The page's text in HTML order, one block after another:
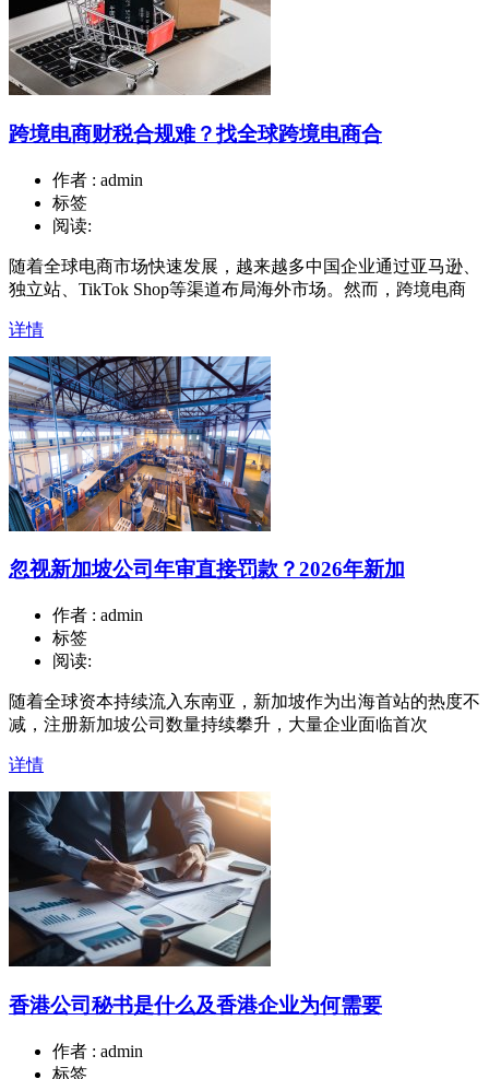
跨境电商财税合规难？找全球跨境电商合
作者 : admin
标签
阅读:
随着全球电商市场快速发展，越来越多中国企业通过亚马逊、
独立站、TikTok Shop等渠道布局海外市场。然而，跨境电商
详情
忽视新加坡公司年审直接罚款？2026年新加
作者 : admin
标签
阅读:
随着全球资本持续流入东南亚，新加坡作为出海首站的热度不
减，注册新加坡公司数量持续攀升，大量企业面临首次
详情
香港公司秘书是什么及香港企业为何需要
作者 : admin
标签